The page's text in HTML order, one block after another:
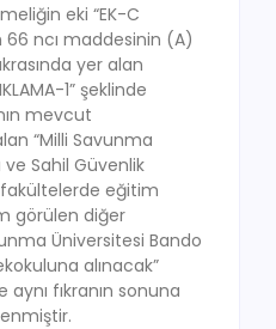
eki “EK-C
66 ncı maddesinin (A)
yer alan
1” şeklinde
mevcut
“Milli Savunma
Sahil Güvenlik
eğitim
görülen diğer
Üniversitesi Bando
alınacak”
fıkranın sonuna